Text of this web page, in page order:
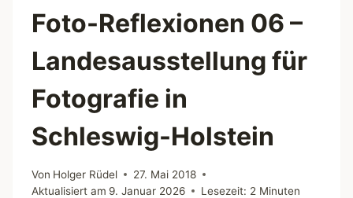
Foto-Reflexionen 06 –
Landesausstellung für
Fotografie in
Schleswig-Holstein
Von Holger Rüdel
27. Mai 2018
Aktualisiert am 9. Januar 2026 Lesezeit: 2 Minuten